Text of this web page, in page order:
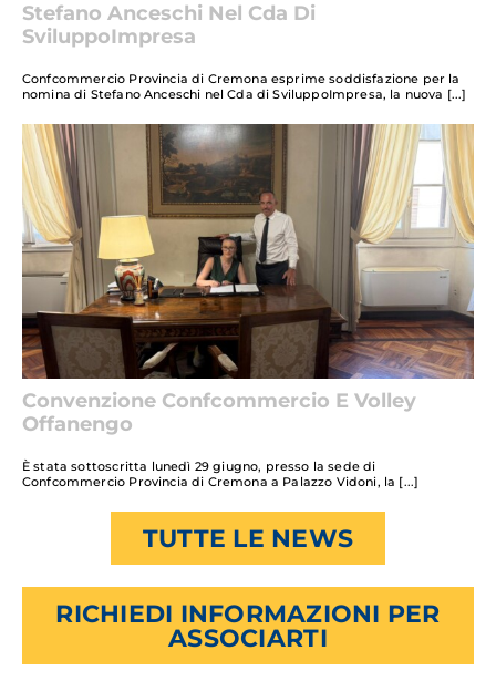
Stefano Anceschi Nel Cda Di
SviluppoImpresa
Confcommercio Provincia di Cremona esprime soddisfazione per la
nomina di Stefano Anceschi nel Cda di SviluppoImpresa, la nuova
Convenzione Confcommercio E Volley
Offanengo
È stata sottoscritta lunedì 29 giugno, presso la sede di
Confcommercio Provincia di Cremona a Palazzo Vidoni, la
TUTTE LE NEWS
RICHIEDI INFORMAZIONI PER
ASSOCIARTI